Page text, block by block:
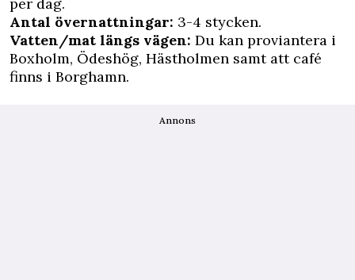
per dag.
Antal övernattningar: 3-4 stycken.
Vatten/mat längs vägen: Du kan proviantera i
Boxholm, Ödeshög, Hästholmen samt att café
finns i Borghamn.
Annons